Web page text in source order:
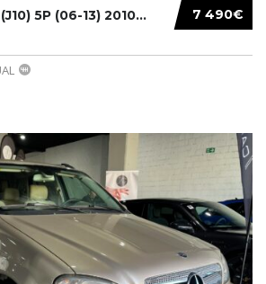
7 490€
5P (06-13) 2010...